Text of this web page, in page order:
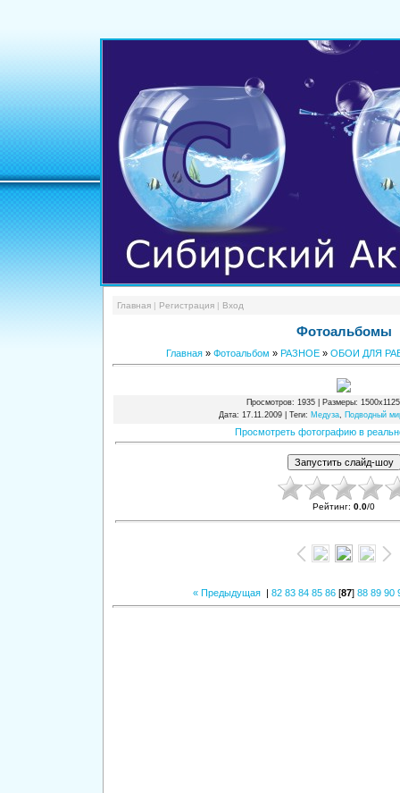
Главная| Регистрация| Вход
Фотоальбомы
Главная » Фотоальбом » РАЗНОЕ » ОБОИ ДЛЯ
Просмотров: 1935 | Размеры:
Дата: 17.11.2009 | Теги: Медуза, Подводный
Просмотреть фотографию в
Рейтинг: 0.0/0
« Предыдущая | 82 83 84 85 86 [87] 88 89 90